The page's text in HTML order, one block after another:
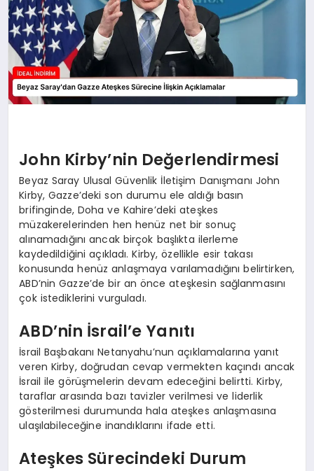
John Kirby’nin Değerlendirmesi
Beyaz Saray Ulusal Güvenlik İletişim Danışmanı John
Kirby, Gazze’deki son durumu ele aldığı basın
brifinginde, Doha ve Kahire’deki ateşkes
müzakerelerinden hen henüz net bir sonuç
alınamadığını ancak birçok başlıkta ilerleme
kaydedildiğini açıkladı. Kirby, özellikle esir takası
konusunda henüz anlaşmaya varılamadığını belirtirken,
ABD’nin Gazze’de bir an önce ateşkesin sağlanmasını
çok istediklerini vurguladı.
ABD’nin İsrail’e Yanıtı
İsrail Başbakanı Netanyahu’nun açıklamalarına yanıt
veren Kirby, doğrudan cevap vermekten kaçındı ancak
İsrail ile görüşmelerin devam edeceğini belirtti. Kirby,
taraflar arasında bazı tavizler verilmesi ve liderlik
gösterilmesi durumunda hala ateşkes anlaşmasına
ulaşılabileceğine inandıklarını ifade etti.
Ateşkes Sürecindeki Durum